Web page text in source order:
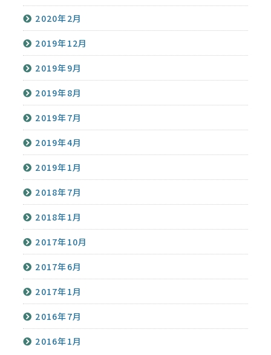
2020年2月
2019年12月
2019年9月
2019年8月
2019年7月
2019年4月
2019年1月
2018年7月
2018年1月
2017年10月
2017年6月
2017年1月
2016年7月
2016年1月